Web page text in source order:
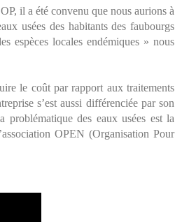
il a été convenu que nous aurions à
usées des habitants des faubourgs
espèces locales endémiques » nous
le coût par rapport aux traitements
s’est aussi différenciée par son
des eaux usées est la
OPEN (Organisation Pour